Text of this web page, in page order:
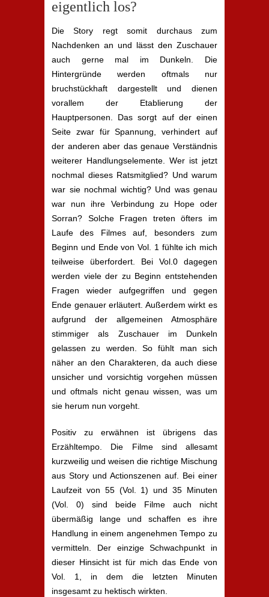
eigentlich los?
Die Story regt somit durchaus zum
Nachdenken an und lässt den Zuschauer
auch gerne mal im Dunkeln. Die
Hintergründe werden oftmals nur
bruchstückhaft dargestellt und dienen
vorallem der Etablierung der
Hauptpersonen. Das sorgt auf der einen
Seite zwar für Spannung, verhindert auf
der anderen aber das genaue Verständnis
weiterer Handlungselemente. Wer ist jetzt
nochmal dieses Ratsmitglied? Und warum
war sie nochmal wichtig? Und was genau
war nun ihre Verbindung zu Hope oder
Sorran? Solche Fragen treten öfters im
Laufe des Filmes auf, besonders zum
Beginn und Ende von Vol. 1 fühlte ich mich
teilweise überfordert. Bei Vol.0 dagegen
werden viele der zu Beginn entstehenden
Fragen wieder aufgegriffen und gegen
Ende genauer erläutert. Außerdem wirkt es
aufgrund der allgemeinen Atmosphäre
stimmiger als Zuschauer im Dunkeln
gelassen zu werden. So fühlt man sich
näher an den Charakteren, da auch diese
unsicher und vorsichtig vorgehen müssen
und oftmals nicht genau wissen, was um
sie herum nun vorgeht.
Positiv zu erwähnen ist übrigens das
Erzähltempo. Die Filme sind allesamt
kurzweilig und weisen die richtige Mischung
aus Story und Actionszenen auf. Bei einer
Laufzeit von 55 (Vol. 1) und 35 Minuten
(Vol. 0) sind beide Filme auch nicht
übermäßig lange und schaffen es ihre
Handlung in einem angenehmen Tempo zu
vermitteln. Der einzige Schwachpunkt in
dieser Hinsicht ist für mich das Ende von
Vol. 1, in dem die letzten Minuten
insgesamt zu hektisch wirkten.